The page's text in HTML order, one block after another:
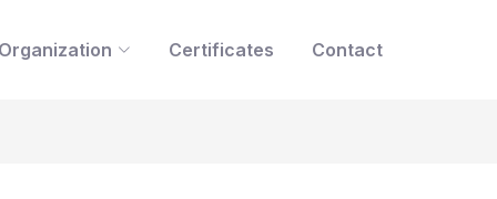
Certificates Contact